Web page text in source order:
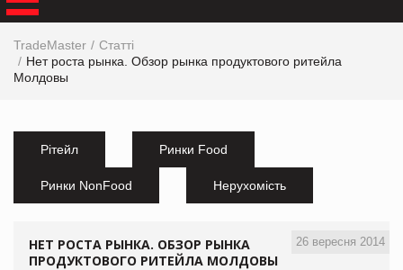
TradeMaster
Статті
Нет роста рынка. Обзор рынка продуктового ритейла
Молдовы
Рітейл Ринки Food
Ринки NonFood Нерухомість
26 вересня 2014
НЕТ РОСТА РЫНКА. ОБЗОР РЫНКА
ПРОДУКТОВОГО РИТЕЙЛА МОЛДОВЫ